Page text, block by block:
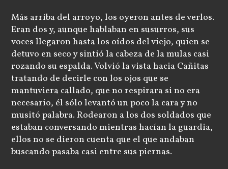
Más arriba del arroyo, los oyeron antes de verlos.
Eran dos y, aunque hablaban en susurros, sus
voces llegaron hasta los oídos del viejo, quien se
detuvo en seco y sintió la cabeza de la mulas casi
rozando su espalda. Volvió la vista hacia Cañitas
tratando de decirle con los ojos que se
mantuviera callado, que no respirara si no era
necesario, él sólo levantó un poco la cara y no
musitó palabra. Rodearon a los dos soldados que
estaban conversando mientras hacían la guardia,
ellos no se dieron cuenta que el que andaban
buscando pasaba casi entre sus piernas.